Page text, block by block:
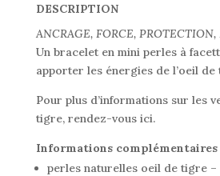
DESCRIPTION
ANCRAGE, FORCE,
Un bracelet en mini perles à
apporter les énergies de l’oeil de
Pour plus d’informations sur les
tigre, rendez-vous ici.
Informations complémentaires
perles naturelles oeil de tigre –